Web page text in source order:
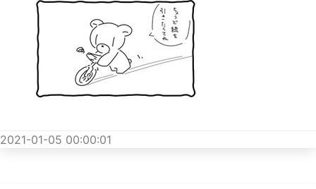
2021-01-05 00:00:01